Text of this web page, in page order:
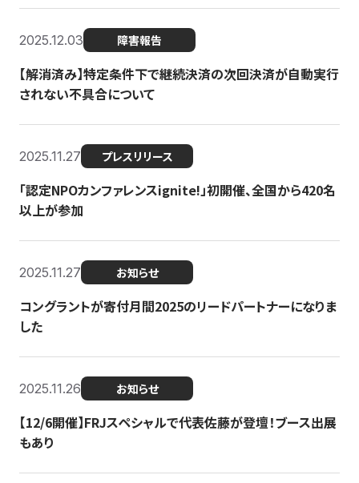
2025.12.03 障害報告
【解消済み】特定条件下で継続決済の次回決済が自動実行
されない不具合について
2025.11.27 プレスリリース
「認定NPOカンファレンスignite!」初開催、全国から420名
以上が参加
2025.11.27 お知らせ
コングラントが寄付月間2025のリードパートナーになりま
した
2025.11.26 お知らせ
【12/6開催】FRJスペシャルで代表佐藤が登壇！ブース出展
もあり